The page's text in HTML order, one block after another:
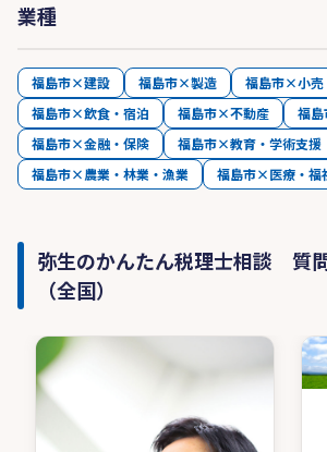
業種
福島市×建設 福島市×製造 福島市×小売
福島市×飲食・宿泊
福島市×不動産
福
福島市×金融・保険
福島市×教育・学術支援
福島市×農業・林業・漁業
福島市×医療・福
弥生のかんたん税理士相談 質
（全国）